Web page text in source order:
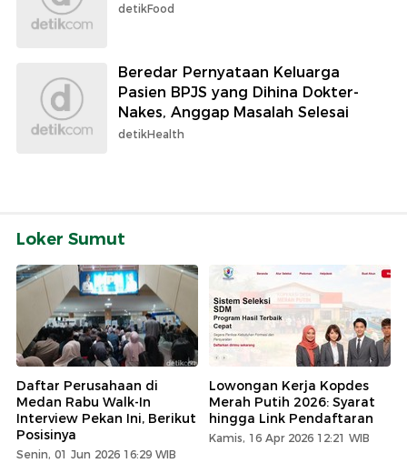
detikFood
Beredar Pernyataan Keluarga
Pasien BPJS yang Dihina Dokter-
Nakes, Anggap Masalah Selesai
detikHealth
Loker Sumut
Daftar Perusahaan di
Medan Rabu Walk-In
Interview Pekan Ini, Berikut
Posisinya
Senin, 01 Jun 2026 16:29 WIB
Lowongan Kerja Kopdes
Merah Putih 2026: Syarat
hingga Link Pendaftaran
Kamis, 16 Apr 2026 12:21 WIB